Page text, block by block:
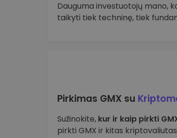
Dauguma investuotojų mano,
taikyti tiek techninę, tiek
Pirkimas GMX su
Sužinokite, kur ir kaip pirkti
pirkti GMX ir kitas